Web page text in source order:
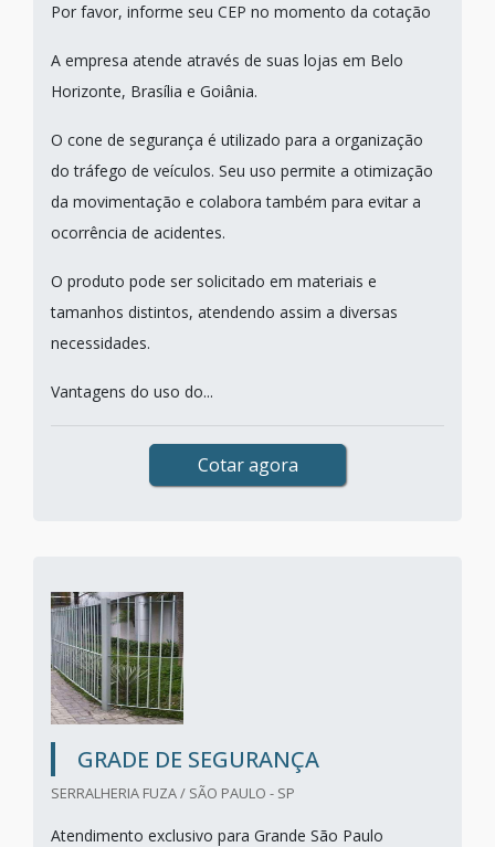
Por favor, informe seu CEP no momento da cotação
A empresa atende através de suas lojas em Belo
Horizonte, Brasília e Goiânia.
O cone de segurança é utilizado para a organização
do tráfego de veículos. Seu uso permite a otimização
da movimentação e colabora também para evitar a
ocorrência de acidentes.
O produto pode ser solicitado em materiais e
tamanhos distintos, atendendo assim a diversas
necessidades.
Vantagens do uso do...
Cotar agora
GRADE DE SEGURANÇA
SERRALHERIA FUZA / SÃO PAULO - SP
Atendimento exclusivo para Grande São Paulo